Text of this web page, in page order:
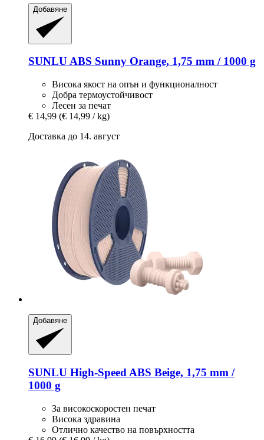
Добавяне
SUNLUABS Sunny Orange, 1,75 mm / 1000 g
Висока якост на опън и функционалност
Добра термоустойчивост
Лесен за печат
€ 14,99 (€ 14,99 / kg)
Доставка до 14. август
Добавяне
SUNLU High-​Speed ABS Beige, 1,75 mm /
1000 g
За високоскоростен печат
Висока здравина
Отлично качество на повърхността